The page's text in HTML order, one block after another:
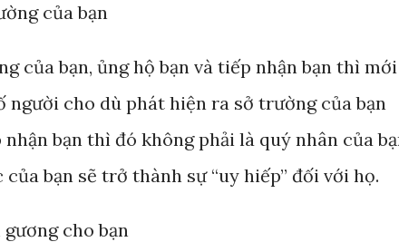
của bạn
của bạn, ủng hộ bạn và tiếp nhận bạn thì mới
người cho dù phát hiện ra sở trường của bạn
bạn thì đó không phải là quý nhân của
bạn sẽ trở thành sự “uy hiếp” đối với họ.
cho bạn